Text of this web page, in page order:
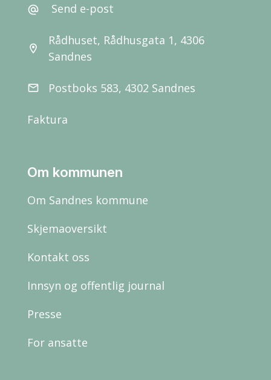
alternate_email Send e-post
location_on
Rådhuset, Rådhusgata 1, 4306
Sandnes
email Postboks 583, 4302 Sandnes
Faktura
Om kommunen
Om Sandnes kommune
Skjemaoversikt
Kontakt oss
Innsyn og offentlig journal
Presse
For ansatte